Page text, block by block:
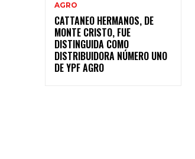
AGRO
CATTANEO HERMANOS, DE
MONTE CRISTO, FUE
DISTINGUIDA COMO
DISTRIBUIDORA NÚMERO UNO
DE YPF AGRO